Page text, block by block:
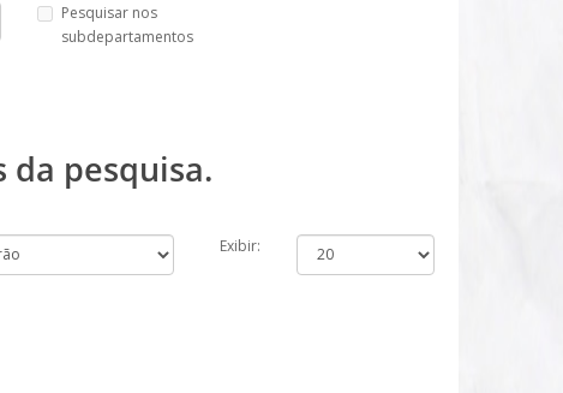
Pesquisar nos
subdepartamentos
pesquisa.
Exibir: